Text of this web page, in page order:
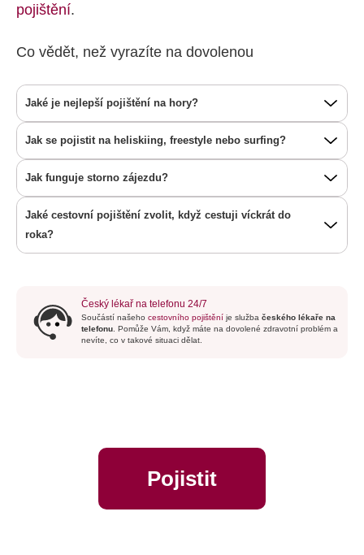
pojištění.
Co vědět, než vyrazíte na dovolenou
Jaké je nejlepší pojištění na hory?
Jak se pojistit na heliskiing, freestyle nebo surfing?
Jak funguje storno zájezdu?
Jaké cestovní pojištění zvolit, když cestuji víckrát do
roka?
Český lékař na telefonu 24/7
Součástí našeho cestovního pojištěníje služba českého lékaře na
telefonu. Pomůže Vám, když máte na dovolené zdravotní problém a
nevíte, co v takové situaci dělat.
Pojistit